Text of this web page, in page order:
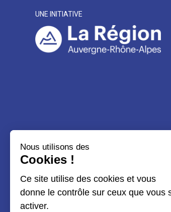
UNE INITIATIVE
Nous utilisons des
Cookies !
Ce site utilise des cookies et vous
donne le contrôle sur ceux que vous
activer.